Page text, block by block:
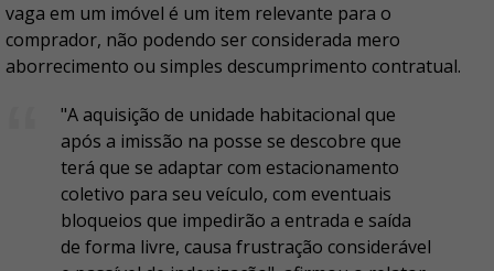
vaga em um imóvel é um item relevante para o
comprador, não podendo ser considerada mero
aborrecimento ou simples descumprimento contratual.
"A aquisição de unidade habitacional que
após a imissão na posse se descobre que
terá que se adaptar com estacionamento
coletivo para seu veículo, com eventuais
bloqueios que impedirão a entrada e saída
de forma livre, causa frustração considerável